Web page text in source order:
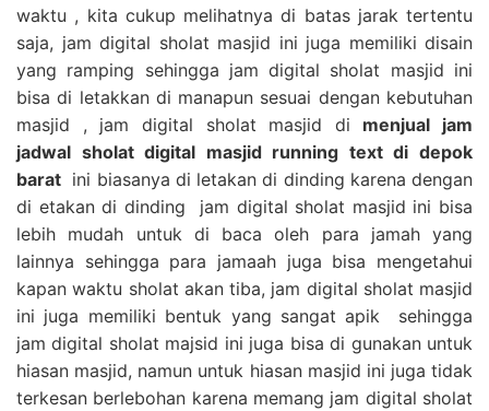
waktu , kita cukup melihatnya di batas jarak tertentu
saja, jam digital sholat masjid ini juga memiliki disain
yang ramping sehingga jam digital sholat masjid ini
bisa di letakkan di manapun sesuai dengan kebutuhan
masjid , jam digital sholat masjid di menjual jam
jadwal sholat digital masjid running text di depok
barat ini biasanya di letakan di dinding karena dengan
di etakan di dinding jam digital sholat masjid ini bisa
lebih mudah untuk di baca oleh para jamah yang
lainnya sehingga para jamaah juga bisa mengetahui
kapan waktu sholat akan tiba, jam digital sholat masjid
ini juga memiliki bentuk yang sangat apik sehingga
jam digital sholat majsid ini juga bisa di gunakan untuk
hiasan masjid, namun untuk hiasan masjid ini juga tidak
terkesan berlebohan karena memang jam digital sholat